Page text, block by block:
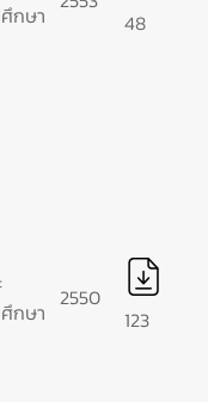
กษา
48
กษา
2550
123